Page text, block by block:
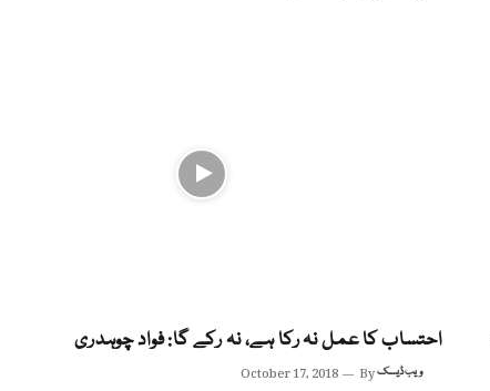
احتساب کا عمل نہ رکا ہے، نہ رکے گا: فواد چوہدری
October 17, 2018 Byویب ڈیسک